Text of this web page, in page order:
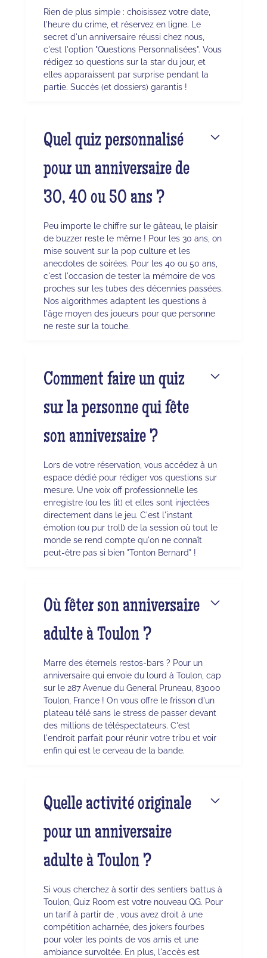
Rien de plus simple : choisissez votre date,
l'heure du crime, et réservez en ligne. Le
secret d'un anniversaire réussi chez nous,
c'est l'option "Questions Personnalisées". Vous
rédigez 10 questions sur la star du jour, et
elles apparaissent par surprise pendant la
partie. Succès (et dossiers) garantis !
Quel quiz personnalisé
pour un anniversaire de
30, 40 ou 50 ans ?
Peu importe le chiffre sur le gâteau, le plaisir
de buzzer reste le même ! Pour les 30 ans, on
mise souvent sur la pop culture et les
anecdotes de soirées. Pour les 40 ou 50 ans,
c'est l'occasion de tester la mémoire de vos
proches sur les tubes des décennies passées.
Nos algorithmes adaptent les questions à
l'âge moyen des joueurs pour que personne
ne reste sur la touche.
Comment faire un quiz
sur la personne qui fête
son anniversaire ?
Lors de votre réservation, vous accédez à un
espace dédié pour rédiger vos questions sur
mesure. Une voix off professionnelle les
enregistre (ou les lit) et elles sont injectées
directement dans le jeu. C'est l'instant
émotion (ou pur troll) de la session où tout le
monde se rend compte qu'on ne connaît
peut-être pas si bien "Tonton Bernard" !
Où fêter son anniversaire
adulte à Toulon ?
Marre des éternels restos-bars ? Pour un
anniversaire qui envoie du lourd à Toulon, cap
sur le 287 Avenue du General Pruneau, 83000
Toulon, France ! On vous offre le frisson d'un
plateau télé sans le stress de passer devant
des millions de téléspectateurs. C'est
l'endroit parfait pour réunir votre tribu et voir
enfin qui est le cerveau de la bande.
Quelle activité originale
pour un anniversaire
adulte à Toulon ?
Si vous cherchez à sortir des sentiers battus à
Toulon, Quiz Room est votre nouveau QG. Pour
un tarif à partir de , vous avez droit à une
compétition acharnée, des jokers fourbes
pour voler les points de vos amis et une
ambiance survoltée. En plus, l'accès est